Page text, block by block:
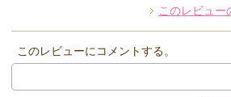
このレビュー
このレビューにコメントする。